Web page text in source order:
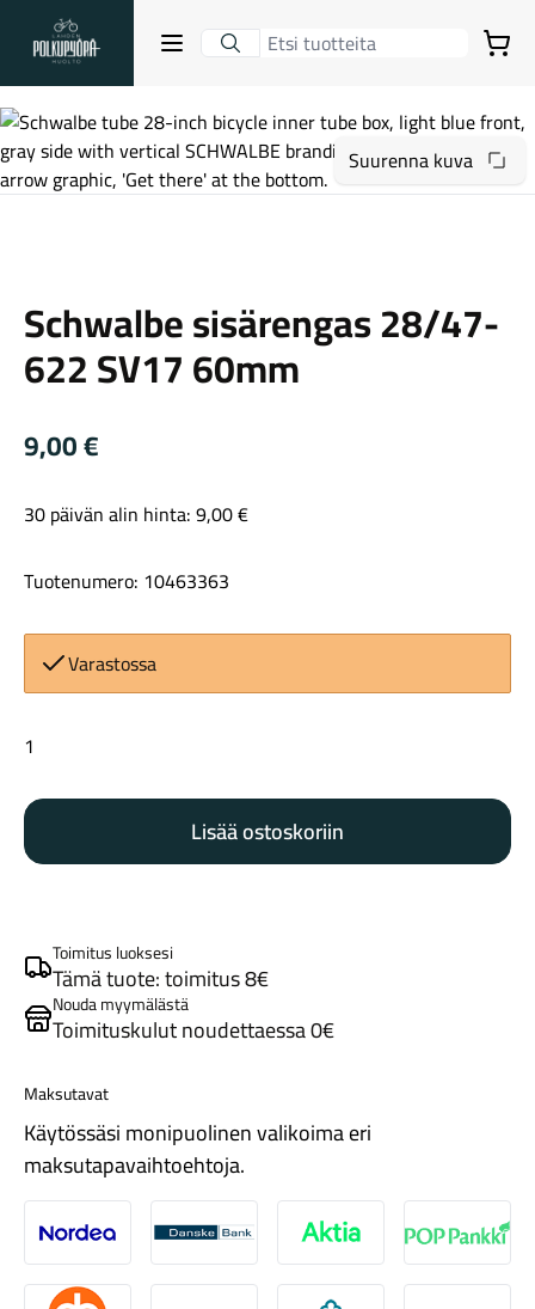
Lahden Polkupyörähuolto - etusivulle
Avaa sulje valikko
Hakutulokset
Gravel-pyörät
Kaupunkisähköpyörät
Tarvikkeet
Ostoskori
Suurenna kuva
Schwalbe sisärengas 28/47-
622 SV17 60mm
9,00€
30 päivän alin hinta:9,00€
Tuotenumero: 10463363
Varastossa
Schwalbe
28/47-
SV17
Lisää ostoskoriin
Toimitus luoksesi
Tämä tuote: toimitus 8€
Nouda myymälästä
Toimituskulut noudettaessa 0€
Maksutavat
Käytössäsi monipuolinen valikoima eri
maksutapavaihtoehtoja.
Nordea Danske Aktia Pop-